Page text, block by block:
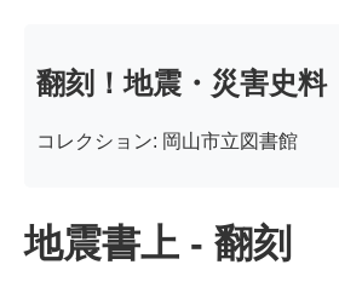
翻刻！地震・災害史料
コレクション: 岡山市立図書館
地震書上 - 翻刻